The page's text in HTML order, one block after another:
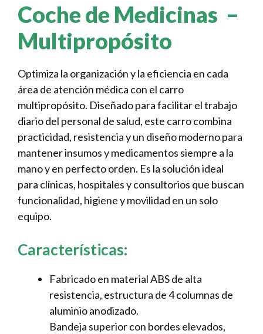
Coche de Medicinas –
Multipropósito
Optimiza la organización y la eficiencia en cada
área de atención médica con el carro
multipropósito. Diseñado para facilitar el trabajo
diario del personal de salud, este carro combina
practicidad, resistencia y un diseño moderno para
mantener insumos y medicamentos siempre a la
mano y en perfecto orden. Es la solución ideal
para clínicas, hospitales y consultorios que buscan
funcionalidad, higiene y movilidad en un solo
equipo.
Características:
Fabricado en material ABS de alta
resistencia, estructura de 4 columnas de
aluminio anodizado.
Bandeja superior con bordes elevados,